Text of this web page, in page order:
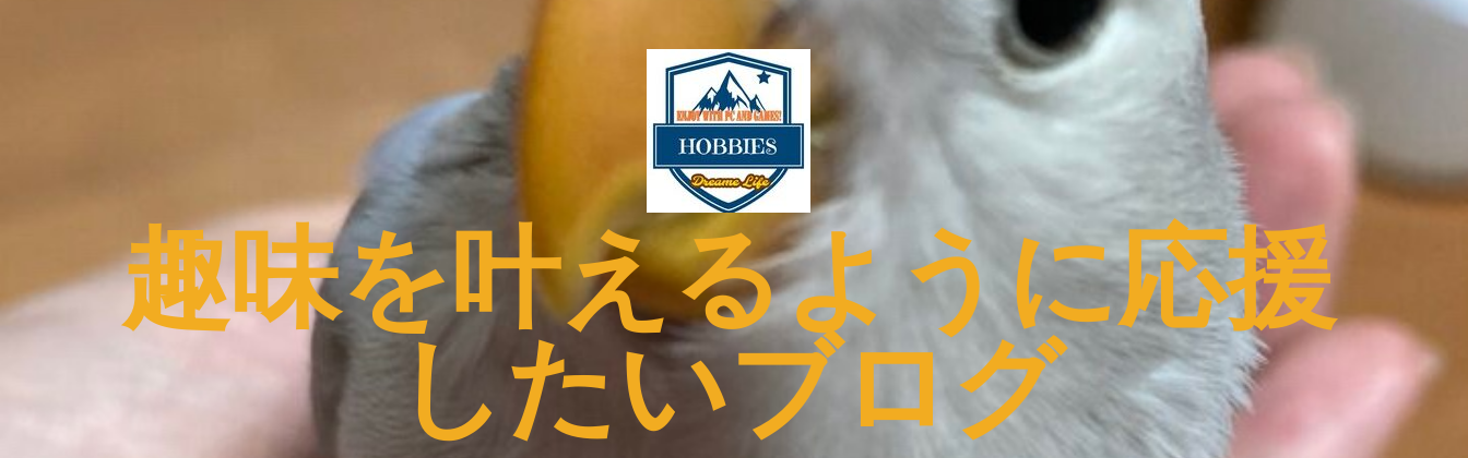
趣味を叶えるように応援
したいブログ